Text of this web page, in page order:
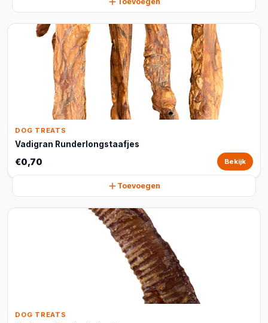
DOG TREATS
Vadigran Runderlongstaafjes
€0,70 Bekijk
Toevoegen
DOG TREATS